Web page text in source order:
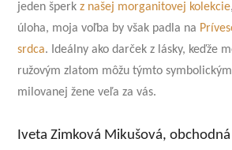
jeden šperkz našej morganitovej kolekcie
úloha, moja voľba by však padla na
srdca. Ideálny ako darček z lásky, keďže
ružovým zlatom môžu týmto
milovanej žene veľa za vás.
Iveta Zimková Mikušová,